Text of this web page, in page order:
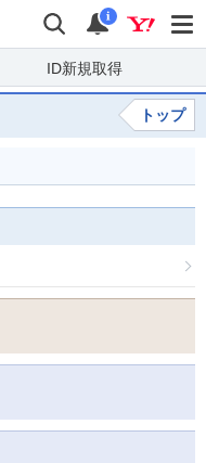
検索 通知
i
ID新規取得
トップ